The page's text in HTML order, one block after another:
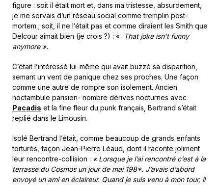
figure : soit il était mort et, dans ma tristesse, absurdement,
je me servais d’un réseau social comme tremplin post-
mortem ; soit, il ne l’était pas et comme diraient les Smith que
Delcour aimait bien (je crois ?) : «
That joke isn’t funny
anymore ».
C’était l’intéressé lui-même qui avait buzzé sa disparition,
semant un vent de panique chez ses proches. Une façon
comme une autre de rompre son isolement. Ancien
noctambule parisien- nombre dérives nocturnes avec
Pacadis et la fine fleur du punk français, Bertrand s’était
replié dans le Limousin.
Isolé Bertrand l’était, comme beaucoup de grands enfants
torturés, façon Jean-Pierre Léaud, dont il raconte joliment
leur rencontre-collision : « Lorsque je l’ai rencontré c’est à la
terrasse du Cosmos un jour de mai 198*. J’avais d’abord
envoyé un ami en éclaireur. Quand je suis venu à mon tour, il